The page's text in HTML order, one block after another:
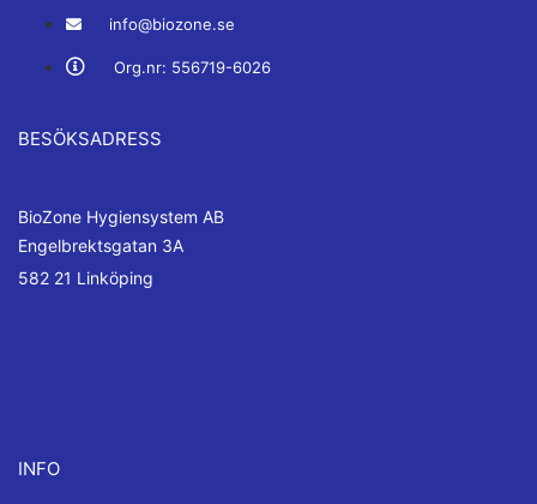
info@biozone.se
Org.nr: 556719-6026
BESÖKSADRESS
BioZone Hygiensystem AB
Engelbrektsgatan 3A
582 21 Linköping
INFO